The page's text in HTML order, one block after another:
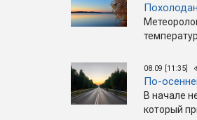
08.09 [11:35]
По-
В начале
который